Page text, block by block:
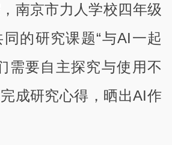
南京市力人学校四年级
的研究课题“与AI一起
需要自主探究与使用不
成研究心得，晒出AI作